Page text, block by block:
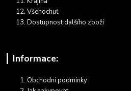
Všehochuť
Dostupnost dalšího zboží
Informace:
Obchodní podmínky